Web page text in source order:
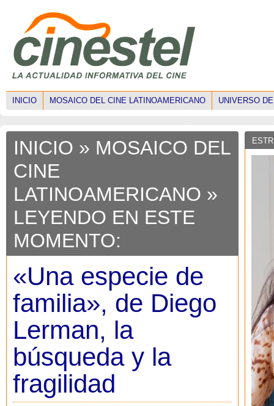
INICIO MOSAICO DEL CINE LATINOAMERICANO UNIVERSO
INICIO » MOSAICO DEL
CINE
LATINOAMERICANO »
LEYENDO EN ESTE
MOMENTO:
«Una especie de
familia», de Diego
Lerman, la
búsqueda y la
fragilidad